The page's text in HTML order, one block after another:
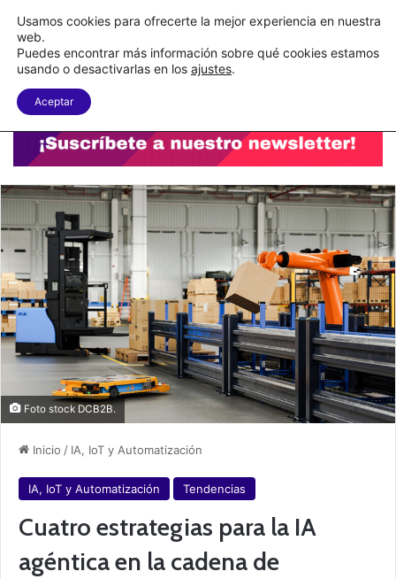
C&A México completa la implementación de su WMS en la nube
Menu
Foto stock DCB2B.
Inicio / IA, IoT y Automatización
IA, IoT y Automatización Tendencias
Cuatro estrategias para la IA
agéntica en la cadena de
Usamos cookies para ofrecerte la mejor experiencia en nuestra
web.
Puedes encontrar más información sobre qué cookies estamos
usando o desactivarlas en los ajustes.
Aceptar